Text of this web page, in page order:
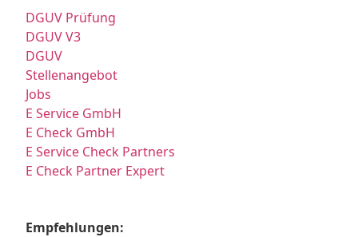
DGUV Prüfung
DGUV V3
DGUV
Stellenangebot
Jobs
E Service GmbH
E Check GmbH
E Service Check Partners
E Check Partner Expert
Empfehlungen: